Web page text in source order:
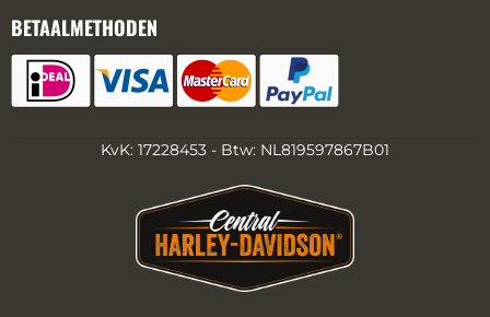
BETAALMETHODEN
KvK: 17228453 - Btw: NL819597867B01